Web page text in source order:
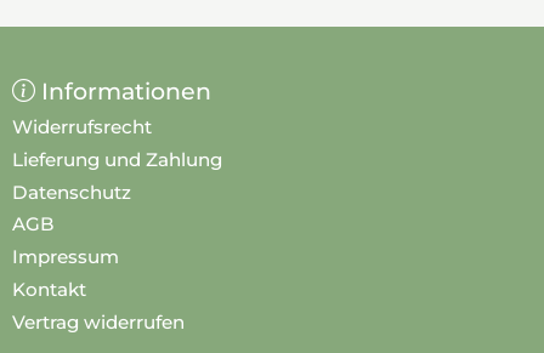
Informationen
Widerrufsrecht
Lieferung und Zahlung
Datenschutz
AGB
Impressum
Kontakt
Vertrag widerrufen